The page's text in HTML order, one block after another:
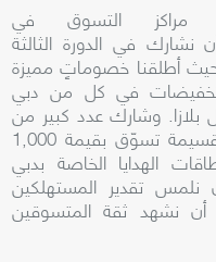
مراكز التسوق في
نشارك في الدورة الثالثة
أطلقنا خصوماتٍ مميزة
في كل من دبي
وشارك عدد كبير من
العملاء في السحب اليومي للفوز بقسيمة تسوّق بقيمة 1,000
الهدايا الخاصة بدبي
تقدير المستهلكين
أن نشهد ثقة المتسوقين